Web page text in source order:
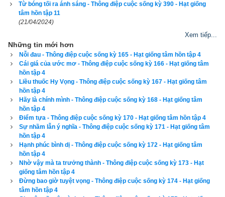
ra cái chân trái cong queo, bị liệt được đỡ bằng một thanh kim
loại. Cậu nhìn ông chủ cửa hàng khẽ nói:
- Chính cháu cũng chẳng chạy nhảy được mà. Nó sẽ là người
bạn thân của cháu.
Để đọc online trọn bộ Sách Hạt giống tâm hồn kích vào
Hãy ủng hộ website bằng cách truy cập lịch vạn niên trên
xemvm.com. Lịch vạn niên của chúng tôi không chỉ có các
tính năng cơ bản như đổi lịch dương sang lịch âm, lịch can
chi, lịch tiết khí, xem ngày giờ Hoàng Đạo – Hắc Đạo, xem
ngày theo Ngọc hạp thông thư,
xem ngày theo nhị thập bát tú
mà còn có nhiều tính năng nâng cao khác như
xung khắc với tuổi, xem ngày theo Kinh Kim Phù, Xem ngày
theo Lục Diệu, xem ngày theo Đổng Công tuyển nhật (12
trực), Bành Tổ kỵ nhật
Từ bóng tối ra ánh sáng - Thông điệp cuộc sống kỳ 390 - Hạt giống
tâm hồn tập 11
(21/04/2024)
Xem tiếp...
Những tin mới hơn
Nỗi đau - Thông điệp cuộc sống kỳ 165 - Hạt giống tâm hồn tập 4
Cái giá của ước mơ - Thông điệp cuộc sống kỳ 166 - Hạt giống tâm
hồn tập 4
Liều thuốc Hy Vọng - Thông điệp cuộc sống kỳ 167 - Hạt giống tâm
hồn tập 4
Hãy là chính mình - Thông điệp cuộc sống kỳ 168 - Hạt giống tâm
hồn tập 4
Điểm tựa - Thông điệp cuộc sống kỳ 170 - Hạt giống tâm hồn tập 4
Sự nhầm lẫn ý nghĩa - Thông điệp cuộc sống kỳ 171 - Hạt giống tâm
hồn tập 4
Hạnh phúc bình dị - Thông điệp cuộc sống kỳ 172 - Hạt giống tâm
hồn tập 4
Nhờ vậy mà ta trưởng thành - Thông điệp cuộc sống kỳ 173 - Hạt
giống tâm hồn tập 4
Đừng bao giờ tuyệt vọng - Thông điệp cuộc sống kỳ 174 - Hạt giống
tâm hồn tập 4